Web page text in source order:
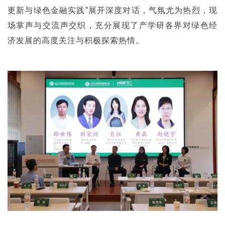
更新与绿色金融实践”展开深度对话，气氛尤为热烈，现
场掌声与交流声交织，充分展现了产学研各界对绿色经
济发展的高度关注与积极探索热情。